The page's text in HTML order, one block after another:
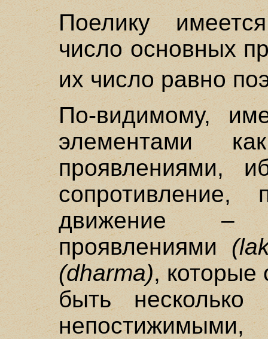
Поелику
число основных
их число равно
По-видимому,
элементами
проявлениями,
движение –
проявлениями
(dharma), которые
быть несколько